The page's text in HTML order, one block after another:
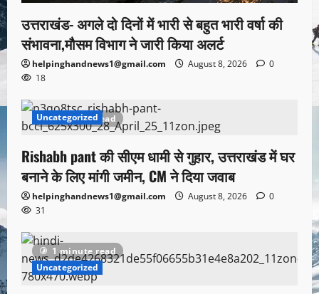
उत्तराखंड- अगले दो दिनों में भारी से बहुत भारी वर्षा की
संभावना,मौसम विभाग ने जारी किया अलर्ट
helpinghandnews1@gmail.com August 8, 2026
0
18
1 minute read
Uncategorized
Rishabh pant की सीएम धामी से गुहार, उत्तराखंड में घर
बनाने के लिए मांगी जमीन, CM ने दिया जवाब
helpinghandnews1@gmail.com August 8, 2026
0
31
1 minute read
Uncategorized